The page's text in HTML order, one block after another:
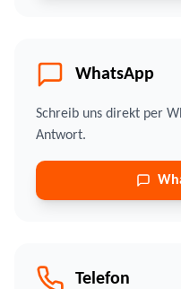
WhatsApp
Schreib uns direkt per
Antwort.
Telefon